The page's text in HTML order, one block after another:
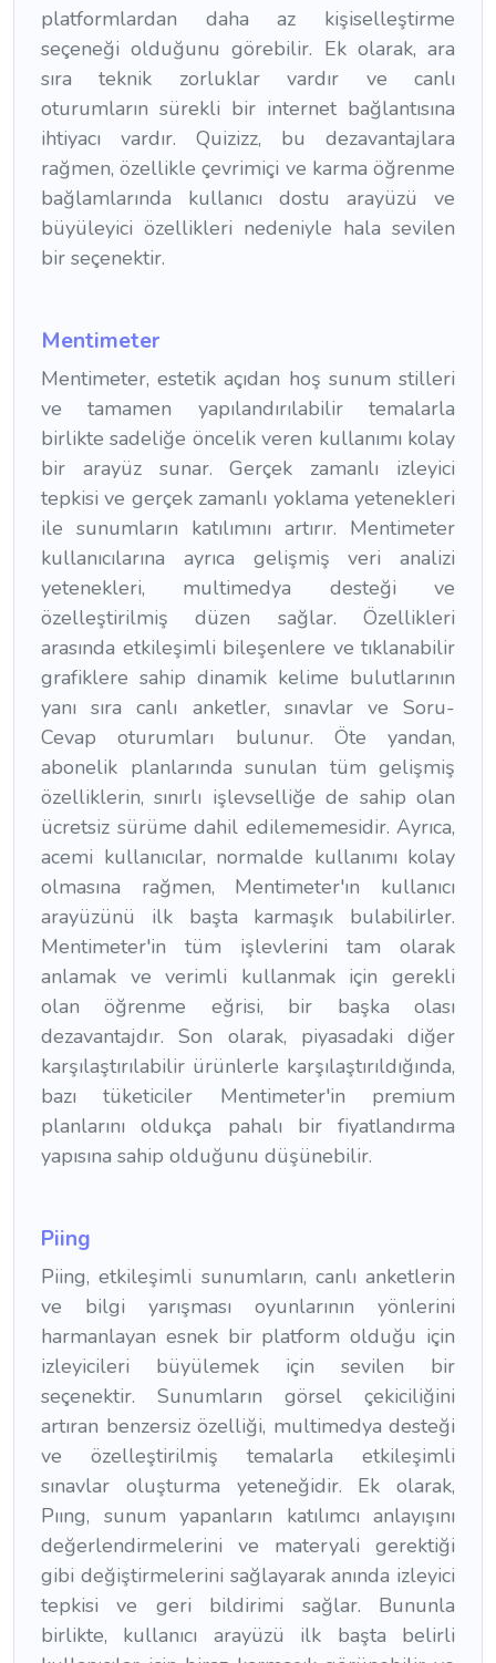
platformlardan daha az kişiselleştirme
seçeneği olduğunu görebilir. Ek olarak, ara
sıra teknik zorluklar vardır ve canlı
oturumların sürekli bir internet bağlantısına
ihtiyacı vardır. Quizizz, bu dezavantajlara
rağmen, özellikle çevrimiçi ve karma öğrenme
bağlamlarında kullanıcı dostu arayüzü ve
büyüleyici özellikleri nedeniyle hala sevilen
bir seçenektir.
Mentimeter
Mentimeter, estetik açıdan hoş sunum stilleri
ve tamamen yapılandırılabilir temalarla
birlikte sadeliğe öncelik veren kullanımı kolay
bir arayüz sunar. Gerçek zamanlı izleyici
tepkisi ve gerçek zamanlı yoklama yetenekleri
ile sunumların katılımını artırır. Mentimeter
kullanıcılarına ayrıca gelişmiş veri analizi
yetenekleri, multimedya desteği ve
özelleştirilmiş düzen sağlar. Özellikleri
arasında etkileşimli bileşenlere ve tıklanabilir
grafiklere sahip dinamik kelime bulutlarının
yanı sıra canlı anketler, sınavlar ve Soru-
Cevap oturumları bulunur. Öte yandan,
abonelik planlarında sunulan tüm gelişmiş
özelliklerin, sınırlı işlevselliğe de sahip olan
ücretsiz sürüme dahil edilememesidir. Ayrıca,
acemi kullanıcılar, normalde kullanımı kolay
olmasına rağmen, Mentimeter'ın kullanıcı
arayüzünü ilk başta karmaşık bulabilirler.
Mentimeter'in tüm işlevlerini tam olarak
anlamak ve verimli kullanmak için gerekli
olan öğrenme eğrisi, bir başka olası
dezavantajdır. Son olarak, piyasadaki diğer
karşılaştırılabilir ürünlerle karşılaştırıldığında,
bazı tüketiciler Mentimeter'in premium
planlarını oldukça pahalı bir fiyatlandırma
yapısına sahip olduğunu düşünebilir.
Piing
Piing, etkileşimli sunumların, canlı anketlerin
ve bilgi yarışması oyunlarının yönlerini
harmanlayan esnek bir platform olduğu için
izleyicileri büyülemek için sevilen bir
seçenektir. Sunumların görsel çekiciliğini
artıran benzersiz özelliği, multimedya desteği
ve özelleştirilmiş temalarla etkileşimli
sınavlar oluşturma yeteneğidir. Ek olarak,
Pııng, sunum yapanların katılımcı anlayışını
değerlendirmelerini ve materyali gerektiği
gibi değiştirmelerini sağlayarak anında izleyici
tepkisi ve geri bildirimi sağlar. Bununla
birlikte, kullanıcı arayüzü ilk başta belirli